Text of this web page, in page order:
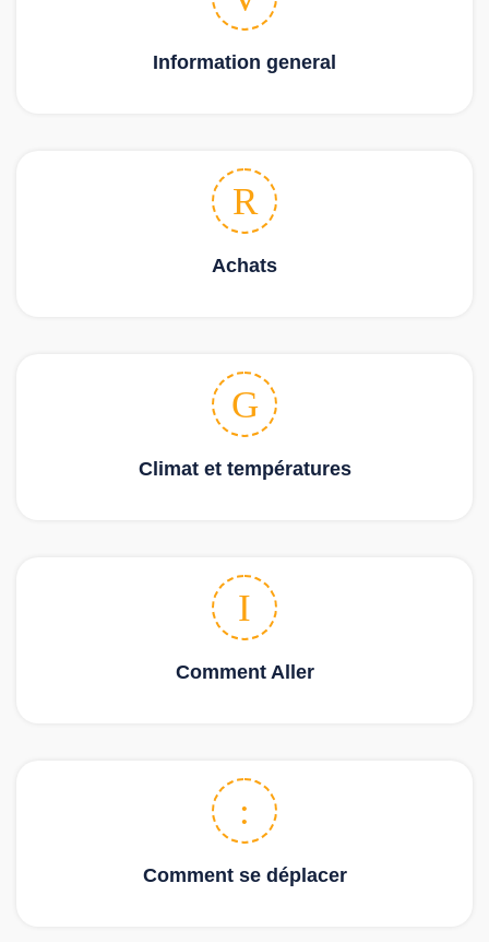
Information general
Achats
Climat et températures
Comment Aller
Comment se déplacer